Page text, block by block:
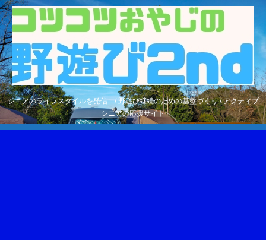
シニアのライフスタイルを発信 / 野遊び継続のための基盤づくり / アクティブ
シニアの応援サイト